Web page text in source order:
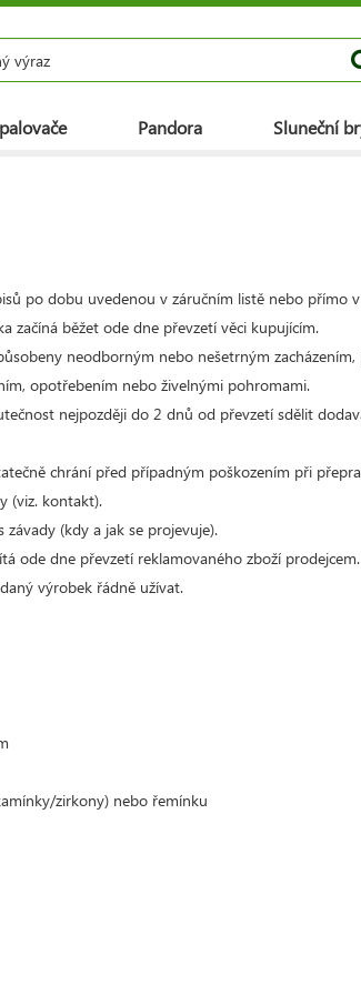
Pandora Sluneční
po dobu uvedenou v záručním listě nebo
začíná běžet ode dne převzetí věci kupujícím.
neodborným nebo nešetrným
opotřebením nebo živelnými pohromami.
nejpozději do 2 dnů od převzetí sdělit
chrání před případným poškozením při
(viz. kontakt).
(kdy a jak se projevuje).
ode dne převzetí reklamovaného zboží
výrobek řádně užívat.
zirkony) nebo řemínku